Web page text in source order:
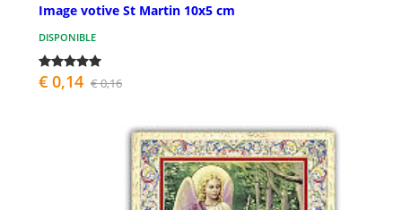
Image votive St Martin 10x5 cm
DISPONIBLE
€ 0,14 € 0,16